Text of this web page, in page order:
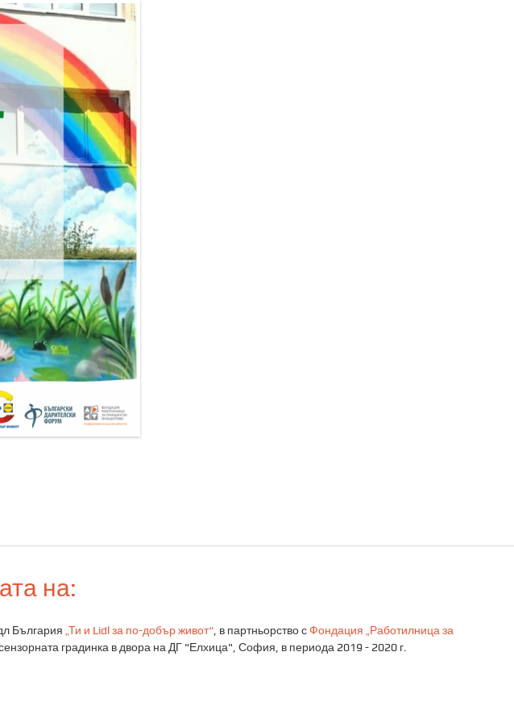
на:
България „Ти и Lidl за по-добър живот“ , в партньорство сФондация „Работилница за
градинка в двора на ДГ "Елхица", София, в периода 2019 - 2020 г.